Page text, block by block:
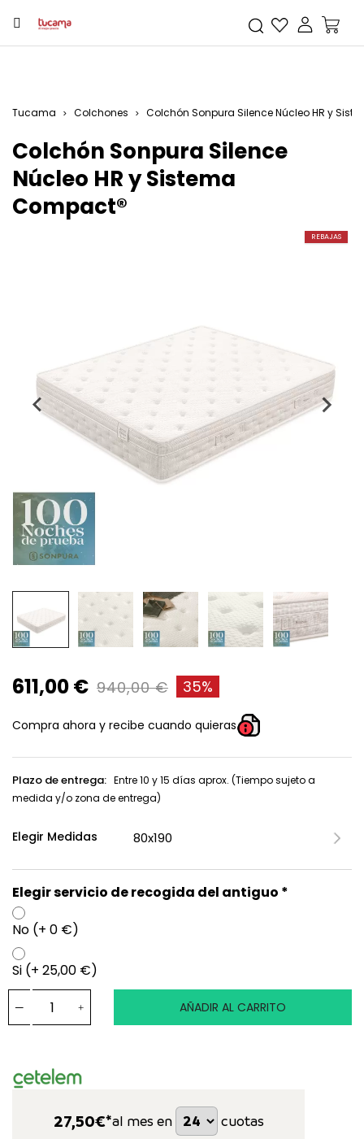
Tucama Colchones Colchón Sonpura Silence Núcleo HR y
Colchón Sonpura Silence
Núcleo HR y Sistema
Compact®
REBAJAS
611,00 € 940,00 € 35%
Compra ahora y recibe cuando quieras
Plazo de entrega: Entre 10 y 15 días aprox. (Tiempo sujeto a
medida y/o zona de entrega)
Elegir Medidas
Elegir servicio de recogida del antiguo *
No (+ 0 €)
Si (+ 25,00 €)
AÑADIR AL CARRITO
27,50€*al mes en cuotas